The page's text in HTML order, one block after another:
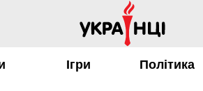
Ігри Політика